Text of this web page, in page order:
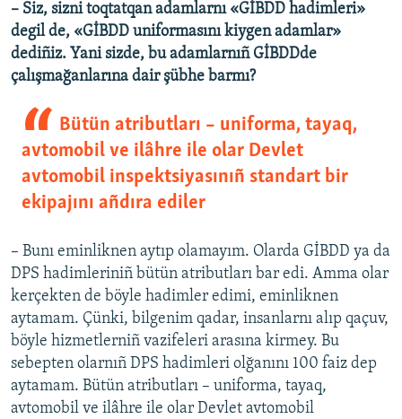
– Siz, sizni toqtatqan adamlarnı «GİBDD hadimleri»
degil de, «GİBDD uniformasını kiygen adamlar»
dediñiz. Yani sizde, bu adamlarnıñ GİBDDde
çalışmağanlarına dair şübhe barmı?
Bütün atributları – uniforma, tayaq,
avtomobil ve ilâhre ile olar Devlet
avtomobil inspektsiyasınıñ standart bir
ekipajını añdıra ediler
– Bunı eminliknen aytıp olamayım. Olarda GİBDD ya da
DPS hadimleriniñ bütün atributları bar edi. Amma olar
kerçekten de böyle hadimler edimi, eminliknen
aytamam. Çünki, bilgenim qadar, insanlarnı alıp qaçuv,
böyle hizmetlerniñ vazifeleri arasına kirmey. Bu
sebepten olarnıñ DPS hadimleri olğanını 100 faiz dep
aytamam. Bütün atributları – uniforma, tayaq,
avtomobil ve ilâhre ile olar Devlet avtomobil